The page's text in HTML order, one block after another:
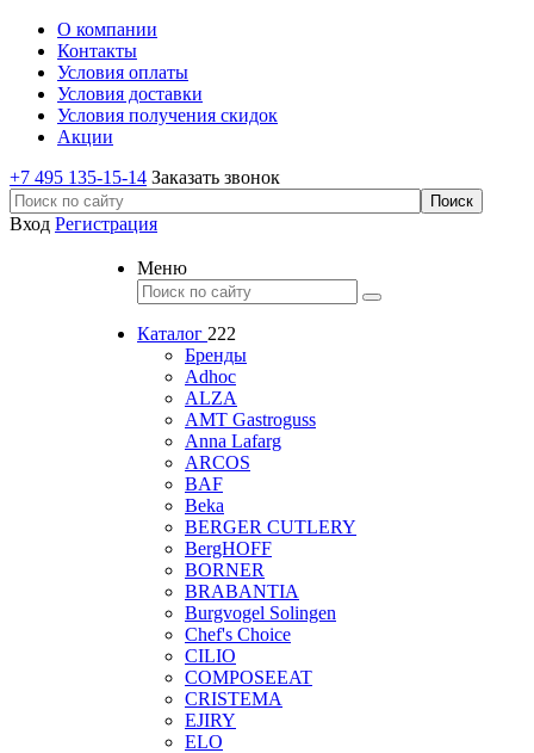
О компании
Контакты
Условия оплаты
Условия доставки
Условия получения скидок
Акции
+7 495 135-15-14 Заказать звонок
Вход Регистрация
Меню
Каталог 222
Бренды
Adhoc
ALZA
AMT Gastroguss
Anna Lafarg
ARCOS
BAF
Beka
BERGER CUTLERY
BergHOFF
BORNER
BRABANTIA
Burgvogel Solingen
Chef's Choice
CILIO
COMPOSEEAT
CRISTEMA
EJIRY
ELO